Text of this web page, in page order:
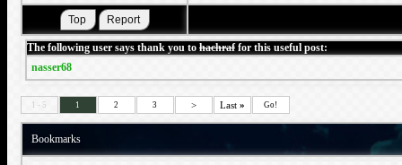
The following user says thank you to hachraffor this useful post:
nasser68
1 - 5 1 2 3 > Last » Go!
Bookmarks